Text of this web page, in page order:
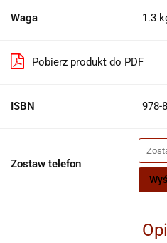
Waga 1.3
Pobierz produkt do PDF
ISBN 978-
Zostaw telefon